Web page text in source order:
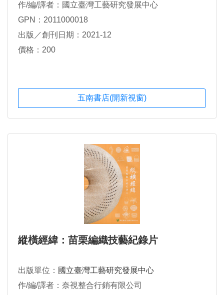
作/編/譯者：國立臺灣工藝研究發展中心
GPN：2011000018
出版／創刊日期：2021-12
價格：200
五南書店(開新視窗)
縱橫經緯：苗栗編織技藝紀錄片
出版單位： 國立臺灣工藝研究發展中心
作/編/譯者：奈視整合行銷有限公司